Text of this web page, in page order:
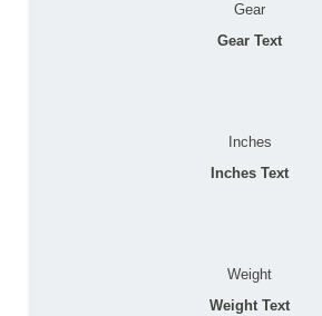
Gear
Gear Text
Inches
Inches Text
Weight
Weight Text